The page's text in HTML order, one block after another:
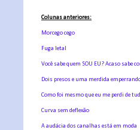
Colunas anteriores:
Morcego cego
Fuga letal
Você sabe quem SOU EU? Acaso sabe
Dois presos e uma merdida
Como foi mesmo que eu me perdi de
Curva sem deflexão
A audácia dos canalhas está em moda